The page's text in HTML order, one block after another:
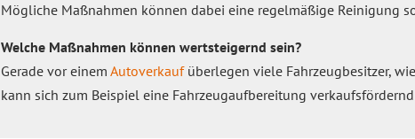
Mögliche Maßnahmen können dabei eine regelmäßige Reinigung
Welche Maßnahmen können wertsteigernd sein?
Gerade vor einem Autoverkaufüberlegen viele Fahrzeugbesitzer,
kann sich zum Beispiel eine Fahrzeugaufbereitung